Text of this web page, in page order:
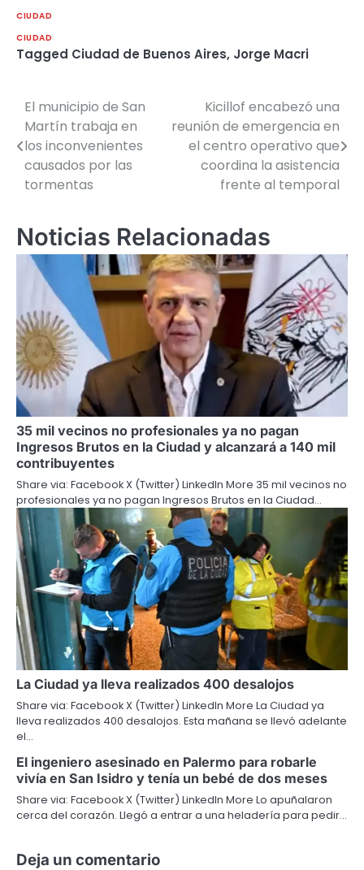
CIUDAD
CIUDAD
Tagged Ciudad de Buenos Aires, Jorge Macri
Navegación
de
entradas
El municipio de San
Martín trabaja en
los inconvenientes
causados por las
tormentas
Kicillof encabezó una
reunión de emergencia en
el centro operativo que
coordina la asistencia
frente al temporal
Noticias Relacionadas
35 mil vecinos no profesionales ya no pagan
Ingresos Brutos en la Ciudad y alcanzará a 140 mil
contribuyentes
Share via: Facebook X (Twitter) LinkedIn More 35 mil vecinos no
profesionales ya no pagan Ingresos Brutos en la Ciudad…
La Ciudad ya lleva realizados 400 desalojos
Share via: Facebook X (Twitter) LinkedIn More La Ciudad ya
lleva realizados 400 desalojos. Esta mañana se llevó adelante
el…
El ingeniero asesinado en Palermo para robarle
vivía en San Isidro y tenía un bebé de dos meses
Share via: Facebook X (Twitter) LinkedIn More Lo apuñalaron
cerca del corazón. Llegó a entrar a una heladería para pedir…
Deja un comentario